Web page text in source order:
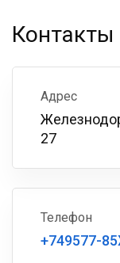
Контакты
Адрес
27
Телефон
+749577-